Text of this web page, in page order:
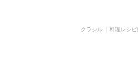
クラシル ｜料理レシ